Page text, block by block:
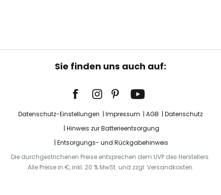
Sie finden uns auch auf:
Datenschutz-Einstellungen Impressum AGB
Datenschutz
Hinweis zur Batterieentsorgung
Entsorgungs- und Rückgabehinweis
Die durchgestrichenen Preise entsprechen dem UVP des Herstellers.
Alle Preise in €, inkl. 20 % MwSt. und zzgl. Versandkosten.